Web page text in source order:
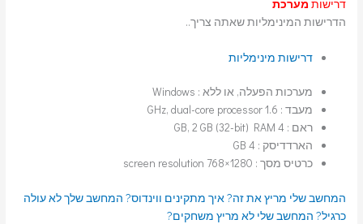
דרישות מערכת
הדרישות המינימליות שאתה צריך..
דרישות מינימליות
מערכות הפעלה, או ללא : Windows
מעבד : 1.6 GHz, dual-core processor
ראם : 4 GB, 2 GB (32-bit) RAM
הארדדיסק : 4 GB
כרטיס מסך : 1280×768 screen resolution
המחשב שלי מריץ את זה?איך מתקינים ווינדוס? המחשב שלך לא עולה
כרגיל? המחשב שלי לא מריץ משחקים?